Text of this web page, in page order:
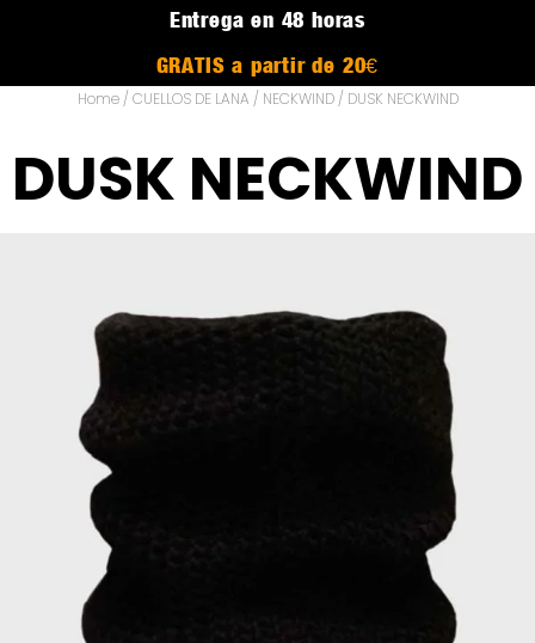
Entrega en 48 horas
GRATIS a partir de 20€
Home/ CUELLOS DE LANA / NECKWIND/ DUSK NECKWIND
DUSK NECKWIND